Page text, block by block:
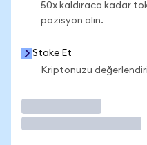
50x kaldıraca kadar
pozisyon alın.
Stake Et
Kriptonuzu